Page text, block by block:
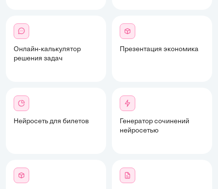
Онлайн-калькулятор
решения задач
Презентация экономика
Нейросеть для билетов
Генератор сочинений
нейросетью